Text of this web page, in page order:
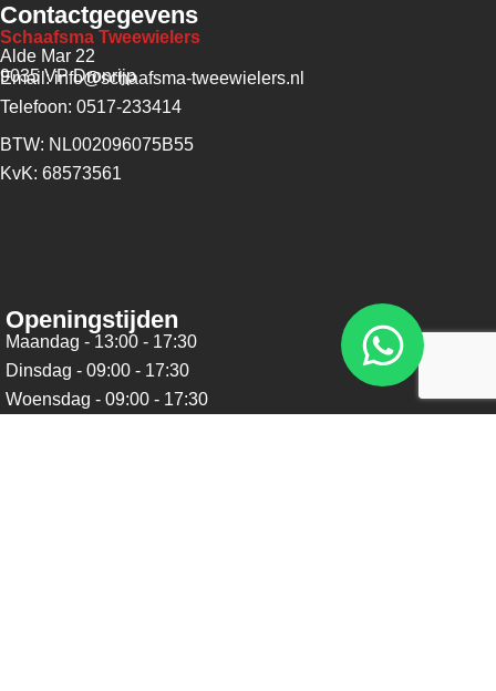
Contactgegevens
Schaafsma Tweewielers
Alde Mar 22
9035 VP Dronrijp
Email: info@schaafsma-tweewielers.nl
Telefoon: 0517-233414
BTW: NL002096075B55
KvK: 68573561
Openingstijden
Maandag - 13:00 - 17:30
Dinsdag - 09:00 - 17:30
Woensdag - 09:00 - 17:30